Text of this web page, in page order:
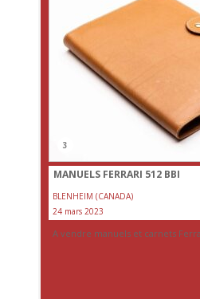
3
MANUELS FERRARI 512 BBI
BLENHEIM (CANADA)
24 mars 2023
A vendre manuels et carnets